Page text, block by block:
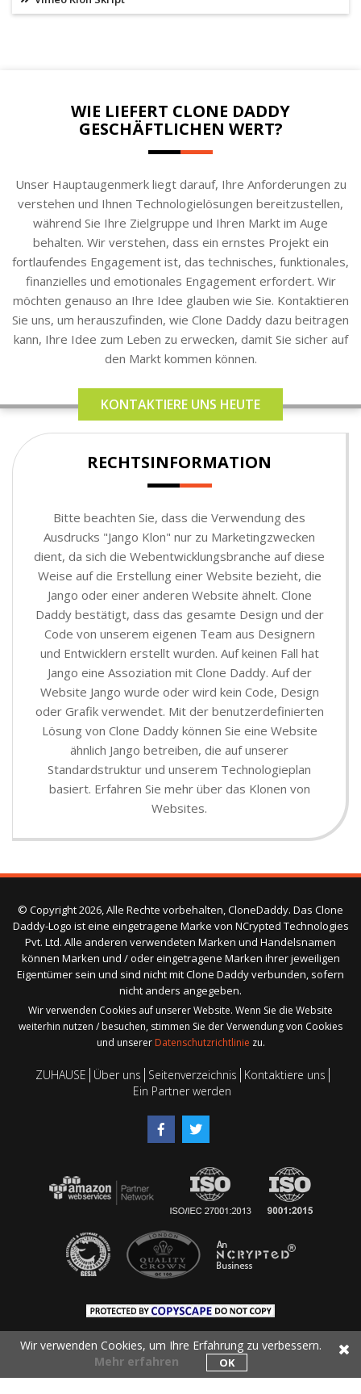
WIE LIEFERT CLONE DADDY
GESCHÄFTLICHEN WERT?
Unser Hauptaugenmerk liegt darauf, Ihre Anforderungen zu
verstehen und Ihnen Technologielösungen bereitzustellen,
während Sie Ihre Zielgruppe und Ihren Markt im Auge
behalten. Wir verstehen, dass ein ernstes Projekt ein
fortlaufendes Engagement ist, das technisches, funktionales,
finanzielles und emotionales Engagement erfordert. Wir
möchten genauso an Ihre Idee glauben wie Sie. Kontaktieren
Sie uns, um herauszufinden, wie Clone Daddy dazu beitragen
kann, Ihre Idee zum Leben zu erwecken, damit Sie sicher auf
den Markt kommen können.
KONTAKTIERE UNS HEUTE
RECHTSINFORMATION
Bitte beachten Sie, dass die Verwendung des
Ausdrucks "Jango Klon" nur zu Marketingzwecken
dient, da sich die Webentwicklungsbranche auf diese
Weise auf die Erstellung einer Website bezieht, die
Jango oder einer anderen Website ähnelt. Clone
Daddy bestätigt, dass das gesamte Design und der
Code von unserem eigenen Team aus Designern
und Entwicklern erstellt wurden. Auf keinen Fall hat
Jango eine Assoziation mit Clone Daddy. Auf der
Website Jango wurde oder wird kein Code, Design
oder Grafik verwendet. Mit der benutzerdefinierten
Lösung von Clone Daddy können Sie eine Website
ähnlich Jango betreiben, die auf unserer
Standardstruktur und unserem Technologieplan
basiert. Erfahren Sie mehr über das Klonen von
Websites.
© Copyright 2026, Alle Rechte vorbehalten, CloneDaddy. Das Clone
Daddy-Logo ist eine eingetragene Marke von NCrypted Technologies
Pvt. Ltd. Alle anderen verwendeten Marken und Handelsnamen
können Marken und / oder eingetragene Marken ihrer jeweiligen
Eigentümer sein und sind nicht mit Clone Daddy verbunden, sofern
nicht anders angegeben.
Wir verwenden Cookies auf unserer Website. Wenn Sie die Website
weiterhin nutzen / besuchen, stimmen Sie der Verwendung von Cookies
und unserer Datenschutzrichtlinie zu.
ZUHAUSE Über uns Seitenverzeichnis Kontaktiere uns
Ein Partner werden
Wir verwenden Cookies, um Ihre Erfahrung zu verbessern.
Mehr erfahren
OK